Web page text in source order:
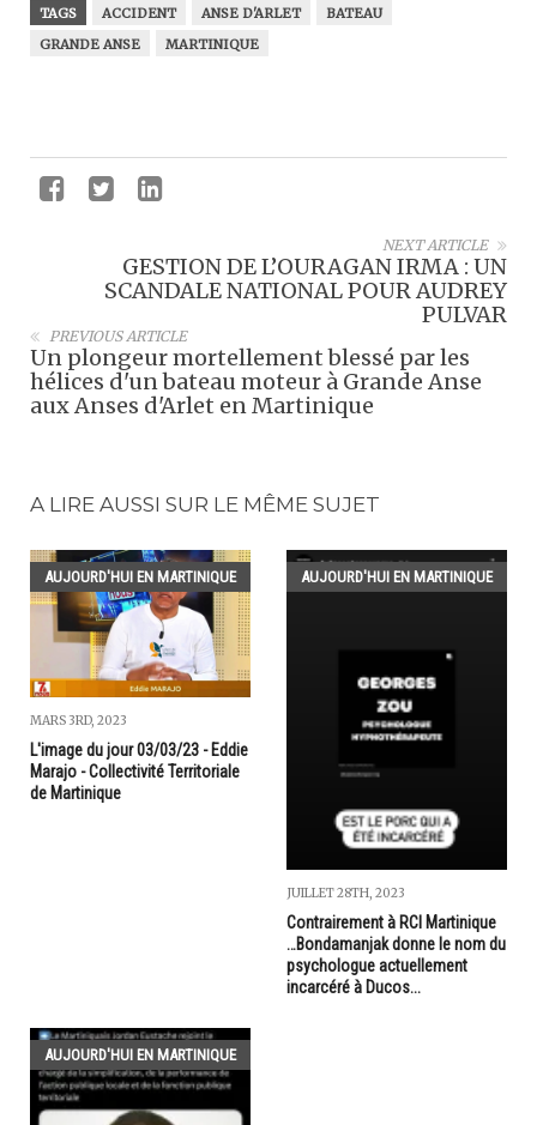
TAGS ACCIDENT ANSE D'ARLET
BATEAU
GRANDE ANSE
MARTINIQUE
NEXT ARTICLE
GESTION DE L’OURAGAN IRMA : UN
SCANDALE NATIONAL POUR AUDREY
PULVAR
PREVIOUS ARTICLE
Un plongeur mortellement blessé par les
hélices d'un bateau moteur à Grande Anse
aux Anses d'Arlet en Martinique
A LIRE AUSSI SUR LE MÊME SUJET
AUJOURD'HUI EN MARTINIQUE
MARS 3RD, 2023
L'image du jour 03/03/23 - Eddie
Marajo - Collectivité Territoriale
de Martinique
AUJOURD'HUI EN MARTINIQUE
JUILLET 28TH, 2023
Contrairement à RCI Martinique
…Bondamanjak donne le nom du
psychologue actuellement
incarcéré à Ducos...
AUJOURD'HUI EN MARTINIQUE